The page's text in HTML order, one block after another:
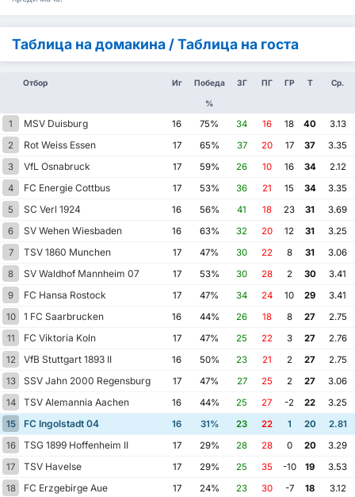
Таблица на домакина / Таблица на госта
Отбор Иг Победа
%
ЗГ ПГ ГР Т Ср.
1 MSV Duisburg 16 75% 34 16 18 40
3.13
2
Rot Weiss Essen 17 65% 37 20 17 37
3.35
3
VfL Osnabruck 17 59% 26 10 16 34
2.12
4
FC Energie Cottbus 17 53% 36 21 15 34
3.35
5
SC Verl 1924 16 56% 41 18 23 31
3.69
6
SV Wehen Wiesbaden 16 63% 32 20 12 31
3.25
7
TSV 1860 Munchen 17 47% 30 22 8 31
3.06
8
SV Waldhof Mannheim 07 17 53% 30 28 2 30
3.41
9
FC Hansa Rostock 17 47% 34 24 10 29
3.41
10
1 FC Saarbrucken 16 44% 26 18 8 27
2.75
11
FC Viktoria Koln 17 47% 25 22 3 27
2.76
12
VfB Stuttgart 1893 II 16 50% 23 21 2 27
2.75
13
SSV Jahn 2000 Regensburg 17 47% 27 25 2 27
3.06
14
TSV Alemannia Aachen 16 44% 25 27 -2 22
3.25
15
FC Ingolstadt 04 16 31% 23 22 1 20
2.81
16
TSG 1899 Hoffenheim II 17 29% 28 28 0 20
3.29
17
TSV Havelse 17 29% 25 35 -10 19
3.53
18
FC Erzgebirge Aue 17 24% 23 30 -7 18
3.12